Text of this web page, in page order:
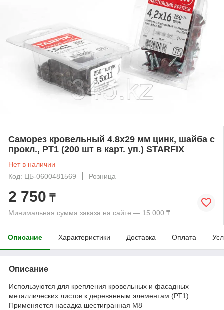
Саморез кровельный 4.8х29 мм цинк, шайба с
прокл., PT1 (200 шт в карт. уп.) STARFIX
Нет в наличии
Код: ЦБ-0600481569
Розница
2 750 ₸
Минимальная сумма заказа на сайте — 15 000 ₸
Описание Характеристики Доставка Оплата
Описание
Используются для крепления кровельных и фасадных
металлических листов к деревянным элементам (РТ1).
Применяется насадка шестигранная М8